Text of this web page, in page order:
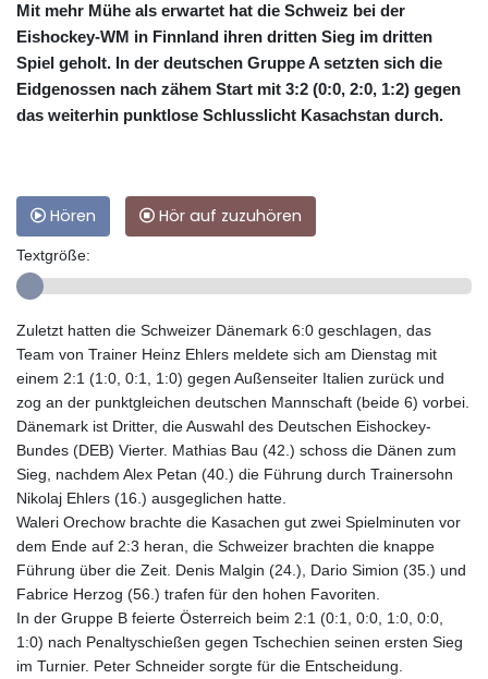
Mit mehr Mühe als erwartet hat die Schweiz bei der
Eishockey-WM in Finnland ihren dritten Sieg im dritten
Spiel geholt. In der deutschen Gruppe A setzten sich die
Eidgenossen nach zähem Start mit 3:2 (0:0, 2:0, 1:2) gegen
das weiterhin punktlose Schlusslicht Kasachstan durch.
Hören Hör auf zuzuhören
Textgröße:
Zuletzt hatten die Schweizer Dänemark 6:0 geschlagen, das
Team von Trainer Heinz Ehlers meldete sich am Dienstag mit
einem 2:1 (1:0, 0:1, 1:0) gegen Außenseiter Italien zurück und
zog an der punktgleichen deutschen Mannschaft (beide 6) vorbei.
Dänemark ist Dritter, die Auswahl des Deutschen Eishockey-
Bundes (DEB) Vierter. Mathias Bau (42.) schoss die Dänen zum
Sieg, nachdem Alex Petan (40.) die Führung durch Trainersohn
Nikolaj Ehlers (16.) ausgeglichen hatte.
Waleri Orechow brachte die Kasachen gut zwei Spielminuten vor
dem Ende auf 2:3 heran, die Schweizer brachten die knappe
Führung über die Zeit. Denis Malgin (24.), Dario Simion (35.) und
Fabrice Herzog (56.) trafen für den hohen Favoriten.
In der Gruppe B feierte Österreich beim 2:1 (0:1, 0:0, 1:0, 0:0,
1:0) nach Penaltyschießen gegen Tschechien seinen ersten Sieg
im Turnier. Peter Schneider sorgte für die Entscheidung.